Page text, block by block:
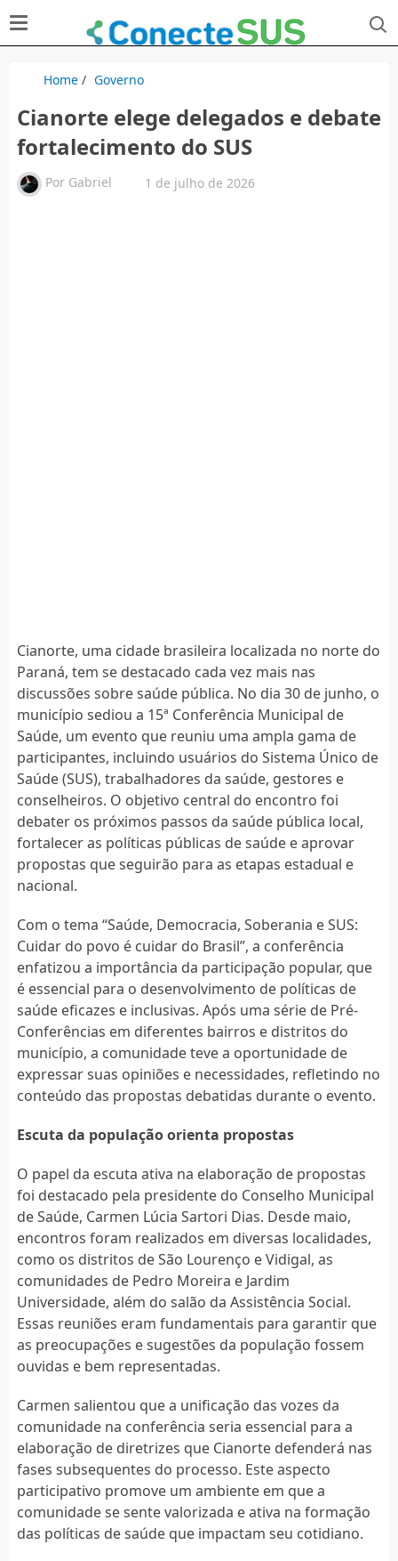
Home/ Governo
Cianorte elege delegados e debate
fortalecimento do SUS
Por Gabriel 1 de julho de 2026
Cianorte, uma cidade brasileira localizada no norte do
Paraná, tem se destacado cada vez mais nas
discussões sobre saúde pública. No dia 30 de junho, o
município sediou a 15ª Conferência Municipal de
Saúde, um evento que reuniu uma ampla gama de
participantes, incluindo usuários do Sistema Único de
Saúde (SUS), trabalhadores da saúde, gestores e
conselheiros. O objetivo central do encontro foi
debater os próximos passos da saúde pública local,
fortalecer as políticas públicas de saúde e aprovar
propostas que seguirão para as etapas estadual e
nacional.
Com o tema “Saúde, Democracia, Soberania e SUS:
Cuidar do povo é cuidar do Brasil”, a conferência
enfatizou a importância da participação popular, que
é essencial para o desenvolvimento de políticas de
saúde eficazes e inclusivas. Após uma série de Pré-
Conferências em diferentes bairros e distritos do
município, a comunidade teve a oportunidade de
expressar suas opiniões e necessidades, refletindo no
conteúdo das propostas debatidas durante o evento.
Escuta da população orienta propostas
O papel da escuta ativa na elaboração de propostas
foi destacado pela presidente do Conselho Municipal
de Saúde, Carmen Lúcia Sartori Dias. Desde maio,
encontros foram realizados em diversas localidades,
como os distritos de São Lourenço e Vidigal, as
comunidades de Pedro Moreira e Jardim
Universidade, além do salão da Assistência Social.
Essas reuniões eram fundamentais para garantir que
as preocupações e sugestões da população fossem
ouvidas e bem representadas.
Carmen salientou que a unificação das vozes da
comunidade na conferência seria essencial para a
elaboração de diretrizes que Cianorte defenderá nas
fases subsequentes do processo. Este aspecto
participativo promove um ambiente em que a
comunidade se sente valorizada e ativa na formação
das políticas de saúde que impactam seu cotidiano.